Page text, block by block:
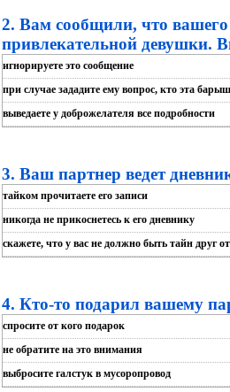
2. Вам сообщили, что вашего
привлекательной девушки.
игнорируете это сообщение
при случае зададите ему вопрос, кто эта
выведаете у доброжелателя все подробности
3. Ваш партнер ведет
тайком прочитаете его записи
никогда не прикоснетесь к его дневнику
скажете, что у вас не должно быть тайн друг
4. Кто-то подарил вашему
спросите от кого подарок
не обратите на это внимания
выбросите галстук в мусоропровод